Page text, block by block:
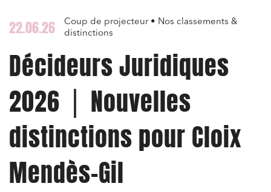
22.06.26
Coup de projecteur • Nos classements &
distinctions
Décideurs Juridiques
2026 ⎪ Nouvelles
distinctions pour Cloix
Mendès-Gil